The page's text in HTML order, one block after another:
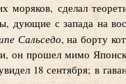
сделал
дующие с запада на
Сальседо, на борту
он прошел мимо
18 сентября; в